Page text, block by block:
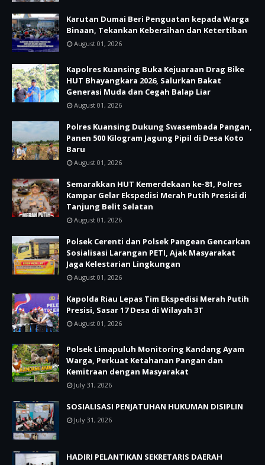
Karutan Dumai Beri Penguatan kepada Warga
Binaan, Tekankan Kebersihan dan Ketertiban
August 01, 2026
Kapolres Kuansing Buka Kejuaraan Drag Bike
HUT Bhayangkara 2026, Salurkan Bakat
Generasi Muda dan Cegah Balap Liar
August 01, 2026
Polres Kuansing Dukung Swasembada Pangan,
Panen 500 Kilogram Jagung Pipil di Desa Koto
Baru
August 01, 2026
Semarakkan HUT Kemerdekaan ke-81, Polres
Kampar Gelar Ekspedisi Merah Putih Presisi di
Tanjung Belit Selatan
August 01, 2026
Polsek Cerenti dan Polsek Pangean Gencarkan
Sosialisasi Larangan PETI, Ajak Masyarakat
Jaga Kelestarian Lingkungan
August 01, 2026
Kapolda Riau Lepas Tim Ekspedisi Merah Putih
Presisi, Sasar 17 Desa di Wilayah 3T
August 01, 2026
Polsek Limapuluh Monitoring Kandang Ayam
Warga, Perkuat Ketahanan Pangan dan
Kemitraan dengan Masyarakat
July 31, 2026
SOSIALISASI PENJATUHAN HUKUMAN DISIPLIN
July 31, 2026
HADIRI PELANTIKAN SEKRETARIS DAERAH